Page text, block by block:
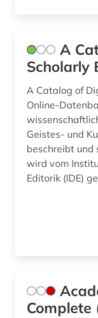
chormusik (3)
clara (1)
A
Scholarly
A Catalog of
Online-
Geistes- und
beschreibt und
wird vom
Editorik (IDE)
Complete